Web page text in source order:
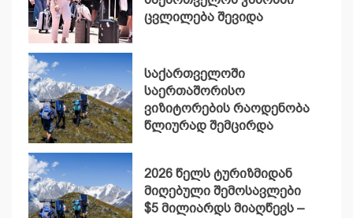
ცვლილება შევიდა
საქართველოში
საერთაშორისო
ვიზიტორების რაოდენობა
წლიურად შემცირდა
2026 წელს ტურიზმიდან
მიღებული შემოსავლები
$5 მილიარდს მიაღწევს –